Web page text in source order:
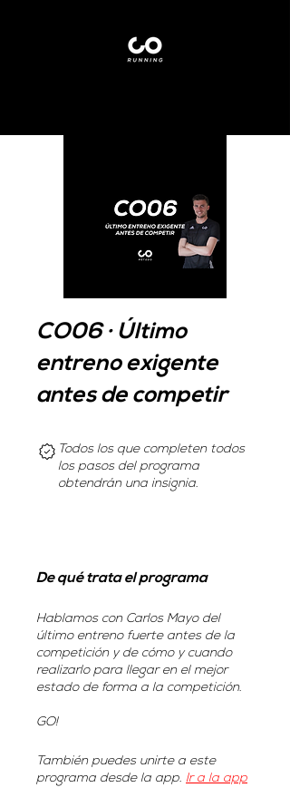
CO06 · Último
entreno exigente
antes de competir
Todos los que completen todos
los pasos del programa
obtendrán una insignia.
De qué trata el programa
Hablamos con Carlos Mayo del
último entreno fuerte antes de la
competición y de cómo y cuando
realizarlo para llegar en el mejor
estado de forma a la competición.
GO!
También puedes unirte a este
programa desde la app. Ir a la app